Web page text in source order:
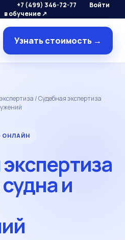
+7 (499) 346-72-77
Войти
в обучение ↗
Узнать стоимость →
/ Судебная экспертиза
ОНЛАЙН
и